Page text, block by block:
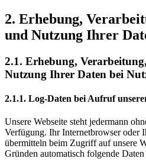
2. Erhebung,
und Nutzung Ihrer
2.1. Erhebung,
Nutzung Ihrer Daten bei
2.1.1. Log-Daten bei Aufruf
Unsere Webseite steht jedermann
Verfügung. Ihr Internetbrowser oder
übermitteln beim Zugriff auf unsere
Gründen automatisch folgende